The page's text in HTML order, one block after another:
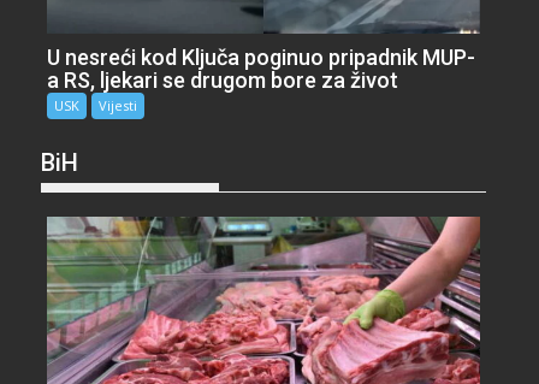
U nesreći kod Ključa poginuo pripadnik MUP-
a RS, ljekari se drugom bore za život
USK Vijesti
BiH